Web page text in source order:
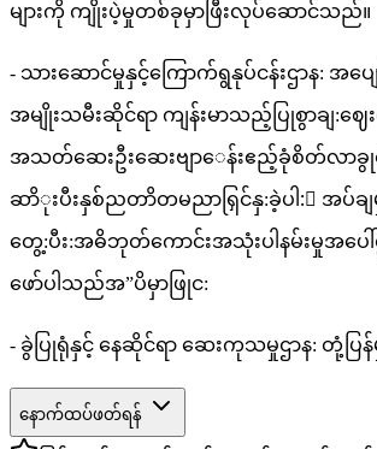
များကို ကျိုးပဲ့မှုတစ်ခုမှာဖြီးလုပ်ဆောင်သည်။
- သားဆောင်မှုနှင့်ကြောက်ရွနုပ်ငန်းဌာန: အပ
အမျိုးသမီးဆိုင်ရာ ကျန်းမာသည့်ပြုစွာချ:ဈေ
အသတ်ဆေးဦးဆေးဗျာေန်းဧည့်ခုံစိတ်လာ
ဆာိုးပီးနှစ်ညတာိတမညာရြှင်နှ:ခဲ့ပါ:် အပ်ချ
တွေ့:ပီး:အဓိဘုတ်ကောင်းအသုံးပါနမ်းမှုအပ
ဖော်ပါသည်အ”ပိမှာဖြုင:
- ခွဲပြုရုံနှင့် နေဆိုင်ရာ ဆေးကုသမှုဌာန: တုံ့ပြန်မှု
နောက်ထပ်ဖတ်ရန်